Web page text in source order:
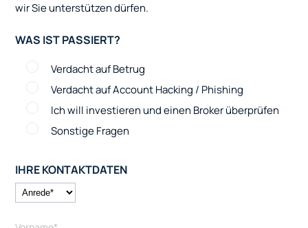
wir Sie unterstützen dürfen.
WAS IST PASSIERT?
Verdacht auf Betrug
Verdacht auf Account Hacking / Phishing
Ich will investieren und einen Broker überprüfen
Sonstige Fragen
IHRE KONTAKTDATEN